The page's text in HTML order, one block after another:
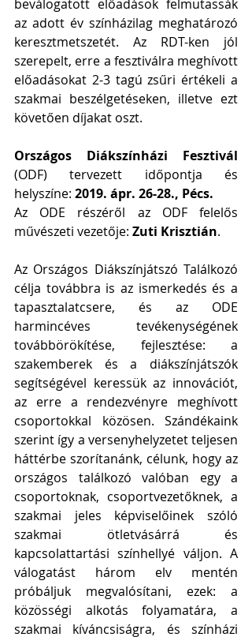
beválogatott előadások felmutassák
az adott év színházilag meghatározó
keresztmetszetét. Az RDT-ken jól
szerepelt, erre a fesztiválra meghívott
előadásokat 2-3 tagú zsűri értékeli a
szakmai beszélgetéseken, illetve ezt
követően díjakat oszt.
(ODF) tervezett időpontja és
helyszíne: 2019. ápr. 26-28., Pécs.
Az ODE részéről az ODF felelős
művészeti vezetője: Zuti Krisztián.
Az Országos Diákszínjátszó Találkozó
célja továbbra is az ismerkedés és a
tapasztalatcsere, és az ODE
harmincéves tevékenységének
továbbörökítése, fejlesztése: a
szakemberek és a diákszínjátszók
segítségével keressük az innovációt,
az erre a rendezvényre meghívott
csoportokkal közösen. Szándékaink
szerint így a versenyhelyzetet teljesen
háttérbe szorítanánk, célunk, hogy az
országos találkozó valóban egy a
csoportoknak, csoportvezetőknek, a
szakmai jeles képviselőinek szóló
szakmai ötletvásárrá és
kapcsolattartási színhellyé váljon. A
válogatást három elv mentén
próbáljuk megvalósítani, ezek: a
közösségi alkotás folyamatára, a
szakmai kíváncsiságra, és színházi